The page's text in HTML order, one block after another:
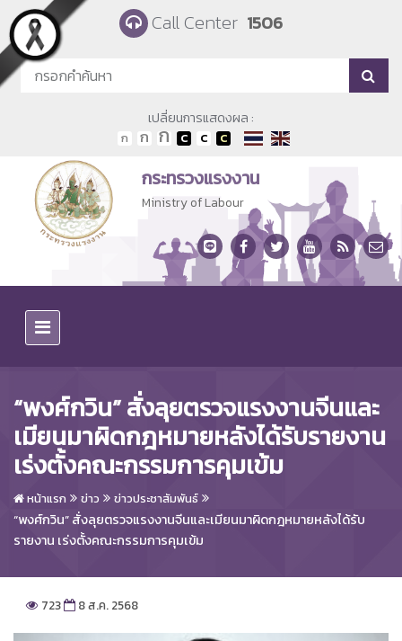
Skip to main content Call Center 1506
เปลี่ยนการแสดงผล :
กระทรวงแรงงาน
Ministry of Labour
“พงศ์กวิน” สั่งลุยตรวจแรงงานจีนและ
เมียนมาผิดกฎหมายหลังได้รับรายงาน
เร่งตั้งคณะกรรมการคุมเข้ม
หน้าแรก ข่าว ข่าวประชาสัมพันธ์
“พงศ์กวิน” สั่งลุยตรวจแรงงานจีนและเมียนมาผิดกฎหมายหลังได้รับ
รายงาน เร่งตั้งคณะกรรมการคุมเข้ม
723 8 ส.ค. 2568